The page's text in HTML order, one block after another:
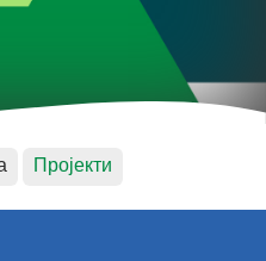
Пројекти